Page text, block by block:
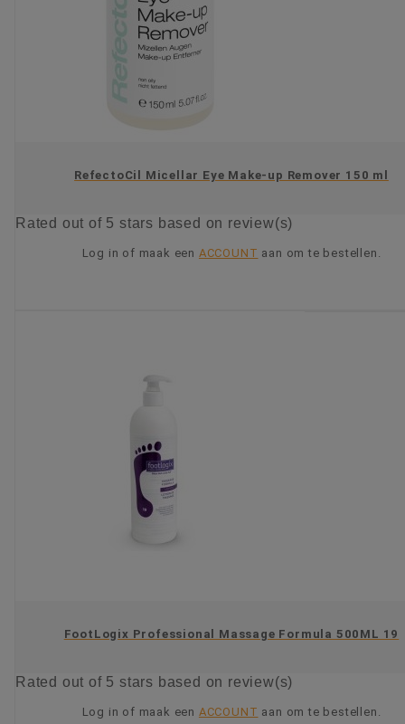
RefectoCil Micellar Eye Make-up Remover 150 ml
Rated out of 5 stars based on review(s)
Log in of maak een ACCOUNT aan om te bestellen.
FootLogix Professional Massage Formula 500ML 19
Rated out of 5 stars based on review(s)
Log in of maak een ACCOUNT aan om te bestellen.